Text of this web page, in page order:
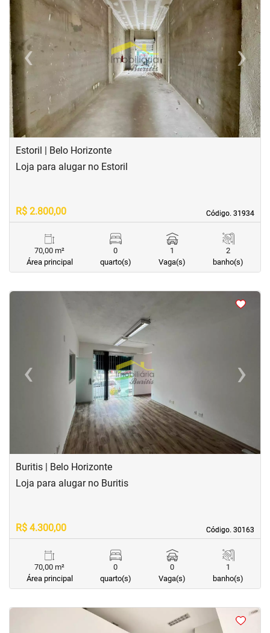
‹Previous ›
Next
Estoril | Belo Horizonte
Código. 31934
Código. 31934
Loja para alugar no Estoril
R$ 2.800,00
70,00 m²
Área principal
0
quarto(s)
1
Vaga(s)
2
banho(s)
<
‹Previous ›Next
Buritis | Belo Horizonte
Código. 30163
Código. 30163
Loja para alugar no Buritis
R$ 4.300,00
70,00 m²
Área principal
0
quarto(s)
0
Vaga(s)
1
banho(s)